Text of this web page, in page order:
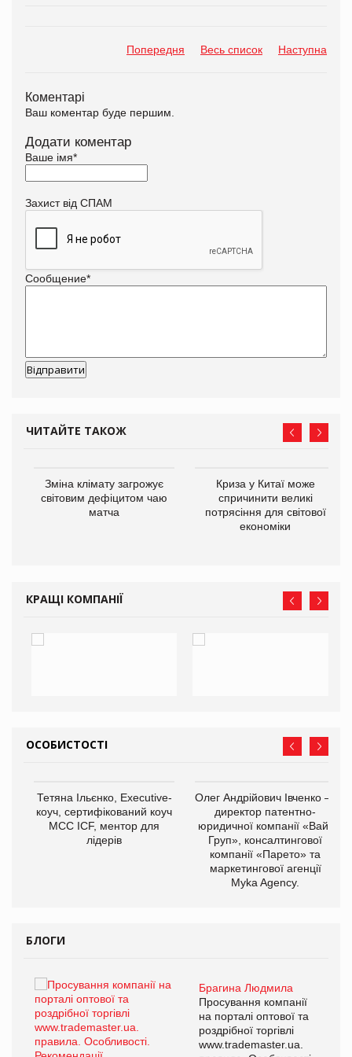
Попередня Весь список Наступна
Коментарі
Ваш коментар буде першим.
Додати коментар
Ваше імя*
Захист від СПАМ
Сообщение*
ЧИТАЙТЕ ТАКОЖ
Зміна клімату загрожує
світовим дефіцитом чаю
матча
Криза у Китаї може
спричинити великі
потрясіння для світової
економіки
КРАЩІ КОМПАНІЇ
ОСОБИСТОСТІ
Тетяна Ільєнко, Executive-
коуч, сертифікований коуч
МСС ICF, ментор для
лідерів
Олег Андрійович Івченко —
директор патентно-
юридичної компанії «Вайз
Груп», консалтингової
компанії «Парето» та
маркетингової агенції
Myka Agency.
БЛОГИ
Брагина Людмила
Просування компанії
на порталі оптової та
роздрібної торгівлі
www.trademaster.ua.